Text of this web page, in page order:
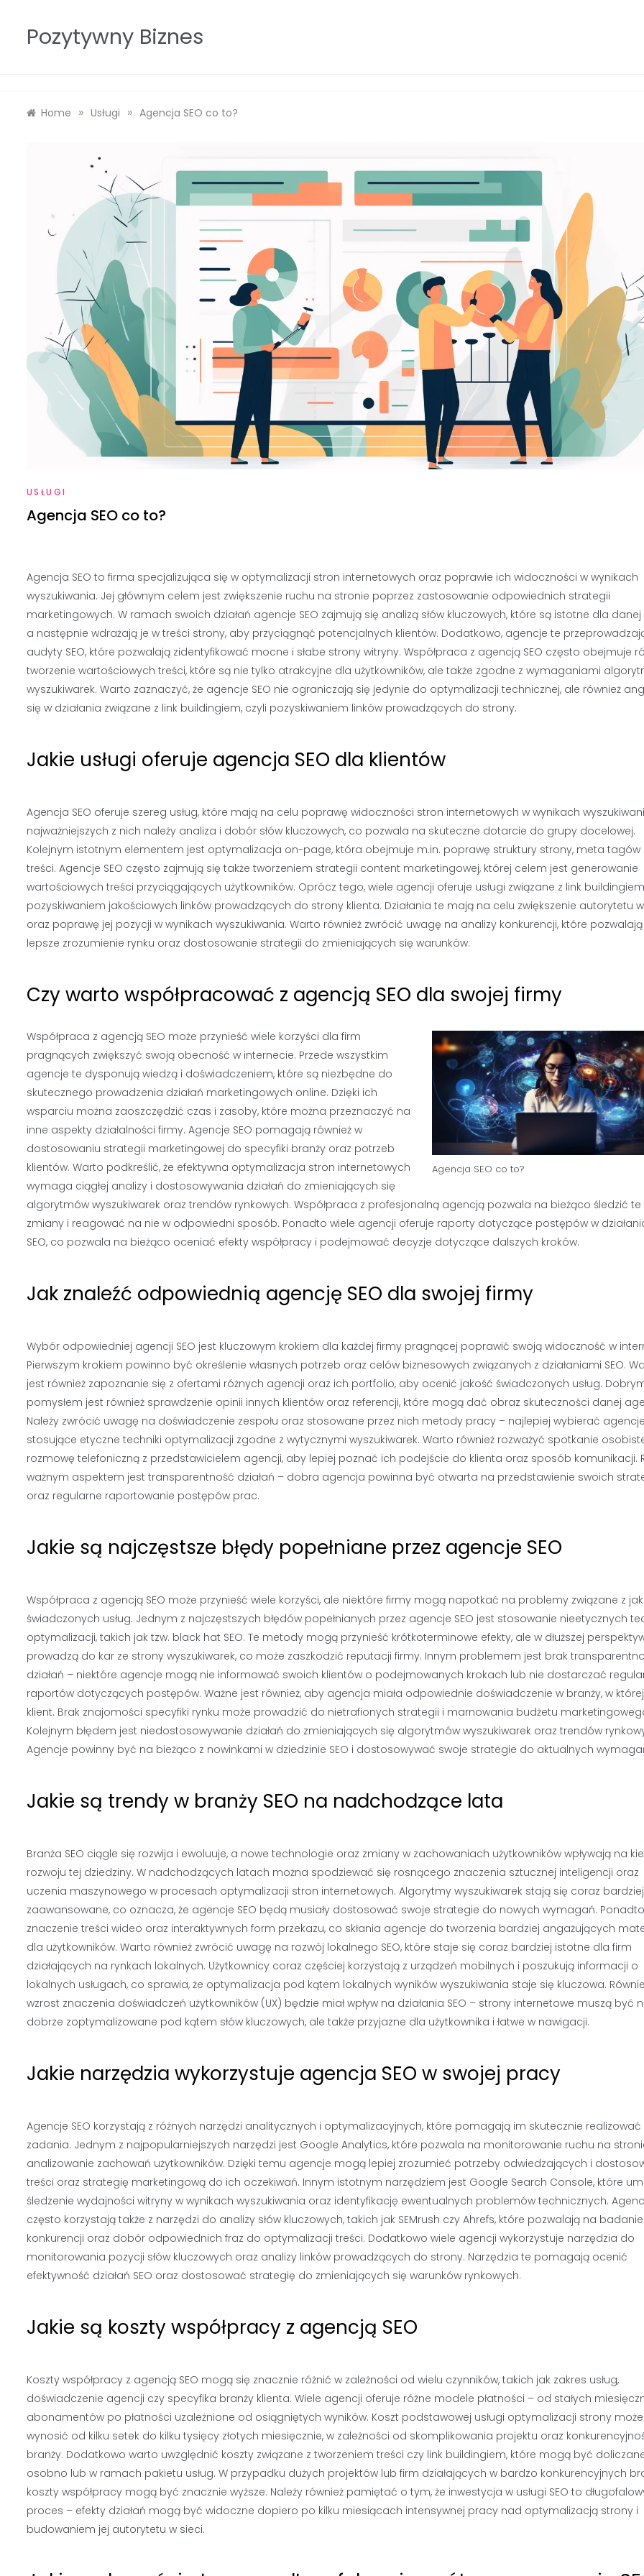
contentPozytywny Biznes
Home » Usługi » Agencja SEO co to?
USŁUGI
Agencja SEO co to?
Agencja SEO to firma specjalizująca się w optymalizacji stron internetowych oraz poprawie ich widoczności w wynikach
wyszukiwania. Jej głównym celem jest zwiększenie ruchu na stronie poprzez zastosowanie odpowiednich strategii
marketingowych. W ramach swoich działań agencje SEO zajmują się analizą słów kluczowych, które są istotne dla danej
a następnie wdrażają je w treści strony, aby przyciągnąć potencjalnych klientów. Dodatkowo, agencje te
audyty SEO, które pozwalają zidentyfikować mocne i słabe strony witryny. Współpraca z agencją SEO często obejmuje
tworzenie wartościowych treści, które są nie tylko atrakcyjne dla użytkowników, ale także zgodne z wymaganiami
wyszukiwarek. Warto zaznaczyć, że agencje SEO nie ograniczają się jedynie do optymalizacji technicznej, ale również
się w działania związane z link buildingiem, czyli pozyskiwaniem linków prowadzących do strony.
Jakie usługi oferuje agencja SEO dla klientów
Agencja SEO oferuje szereg usług, które mają na celu poprawę widoczności stron internetowych w wynikach
najważniejszych z nich należy analiza i dobór słów kluczowych, co pozwala na skuteczne dotarcie do grupy docelowej.
Kolejnym istotnym elementem jest optymalizacja on-page, która obejmuje m.in. poprawę struktury strony, meta tagów
treści. Agencje SEO często zajmują się także tworzeniem strategii content marketingowej, której celem jest generowanie
wartościowych treści przyciągających użytkowników. Oprócz tego, wiele agencji oferuje usługi związane z link
pozyskiwaniem jakościowych linków prowadzących do strony klienta. Działania te mają na celu zwiększenie autorytetu
oraz poprawę jej pozycji w wynikach wyszukiwania. Warto również zwrócić uwagę na analizy konkurencji, które
lepsze zrozumienie rynku oraz dostosowanie strategii do zmieniających się warunków.
Czy warto współpracować z agencją SEO dla swojej firmy
Agencja SEO co to?
Współpraca z agencją SEO może przynieść wiele korzyści dla firm
pragnących zwiększyć swoją obecność w internecie. Przede wszystkim
agencje te dysponują wiedzą i doświadczeniem, które są niezbędne do
skutecznego prowadzenia działań marketingowych online. Dzięki ich
wsparciu można zaoszczędzić czas i zasoby, które można przeznaczyć na
inne aspekty działalności firmy. Agencje SEO pomagają również w
dostosowaniu strategii marketingowej do specyfiki branży oraz potrzeb
klientów. Warto podkreślić, że efektywna optymalizacja stron internetowych
wymaga ciągłej analizy i dostosowywania działań do zmieniających się
algorytmów wyszukiwarek oraz trendów rynkowych. Współpraca z profesjonalną agencją pozwala na bieżąco śledzić te
zmiany i reagować na nie w odpowiedni sposób. Ponadto wiele agencji oferuje raporty dotyczące postępów w
SEO, co pozwala na bieżąco oceniać efekty współpracy i podejmować decyzje dotyczące dalszych kroków.
Jak znaleźć odpowiednią agencję SEO dla swojej firmy
Wybór odpowiedniej agencji SEO jest kluczowym krokiem dla każdej firmy pragnącej poprawić swoją widoczność w
Pierwszym krokiem powinno być określenie własnych potrzeb oraz celów biznesowych związanych z działaniami SEO.
jest również zapoznanie się z ofertami różnych agencji oraz ich portfolio, aby ocenić jakość świadczonych usług.
pomysłem jest również sprawdzenie opinii innych klientów oraz referencji, które mogą dać obraz skuteczności danej
Należy zwrócić uwagę na doświadczenie zespołu oraz stosowane przez nich metody pracy – najlepiej wybierać
stosujące etyczne techniki optymalizacji zgodne z wytycznymi wyszukiwarek. Warto również rozważyć spotkanie
rozmowę telefoniczną z przedstawicielem agencji, aby lepiej poznać ich podejście do klienta oraz sposób komunikacji.
ważnym aspektem jest transparentność działań – dobra agencja powinna być otwarta na przedstawienie swoich
oraz regularne raportowanie postępów prac.
Jakie są najczęstsze błędy popełniane przez agencje SEO
Współpraca z agencją SEO może przynieść wiele korzyści, ale niektóre firmy mogą napotkać na problemy związane z
świadczonych usług. Jednym z najczęstszych błędów popełnianych przez agencje SEO jest stosowanie nieetycznych
optymalizacji, takich jak tzw. black hat SEO. Te metody mogą przynieść krótkoterminowe efekty, ale w dłuższej
prowadzą do kar ze strony wyszukiwarek, co może zaszkodzić reputacji firmy. Innym problemem jest brak
działań – niektóre agencje mogą nie informować swoich klientów o podejmowanych krokach lub nie dostarczać
raportów dotyczących postępów. Ważne jest również, aby agencja miała odpowiednie doświadczenie w branży, w której
klient. Brak znajomości specyfiki rynku może prowadzić do nietrafionych strategii i marnowania budżetu
Kolejnym błędem jest niedostosowywanie działań do zmieniających się algorytmów wyszukiwarek oraz trendów
Agencje powinny być na bieżąco z nowinkami w dziedzinie SEO i dostosowywać swoje strategie do aktualnych
Jakie są trendy w branży SEO na nadchodzące lata
Branża SEO ciągle się rozwija i ewoluuje, a nowe technologie oraz zmiany w zachowaniach użytkowników wpływają na
rozwoju tej dziedziny. W nadchodzących latach można spodziewać się rosnącego znaczenia sztucznej inteligencji oraz
uczenia maszynowego w procesach optymalizacji stron internetowych. Algorytmy wyszukiwarek stają się coraz bardziej
zaawansowane, co oznacza, że agencje SEO będą musiały dostosować swoje strategie do nowych wymagań.
znaczenie treści wideo oraz interaktywnych form przekazu, co skłania agencje do tworzenia bardziej angażujących
dla użytkowników. Warto również zwrócić uwagę na rozwój lokalnego SEO, które staje się coraz bardziej istotne dla firm
działających na rynkach lokalnych. Użytkownicy coraz częściej korzystają z urządzeń mobilnych i poszukują informacji o
lokalnych usługach, co sprawia, że optymalizacja pod kątem lokalnych wyników wyszukiwania staje się kluczowa.
wzrost znaczenia doświadczeń użytkowników (UX) będzie miał wpływ na działania SEO – strony internetowe muszą być
dobrze zoptymalizowane pod kątem słów kluczowych, ale także przyjazne dla użytkownika i łatwe w nawigacji.
Jakie narzędzia wykorzystuje agencja SEO w swojej pracy
Agencje SEO korzystają z różnych narzędzi analitycznych i optymalizacyjnych, które pomagają im skutecznie realizować
zadania. Jednym z najpopularniejszych narzędzi jest Google Analytics, które pozwala na monitorowanie ruchu na
analizowanie zachowań użytkowników. Dzięki temu agencje mogą lepiej zrozumieć potrzeby odwiedzających i
treści oraz strategię marketingową do ich oczekiwań. Innym istotnym narzędziem jest Google Search Console, które
śledzenie wydajności witryny w wynikach wyszukiwania oraz identyfikację ewentualnych problemów technicznych.
często korzystają także z narzędzi do analizy słów kluczowych, takich jak SEMrush czy Ahrefs, które pozwalają na badanie
konkurencji oraz dobór odpowiednich fraz do optymalizacji treści. Dodatkowo wiele agencji wykorzystuje narzędzia do
monitorowania pozycji słów kluczowych oraz analizy linków prowadzących do strony. Narzędzia te pomagają ocenić
efektywność działań SEO oraz dostosować strategię do zmieniających się warunków rynkowych.
Jakie są koszty współpracy z agencją SEO
Koszty współpracy z agencją SEO mogą się znacznie różnić w zależności od wielu czynników, takich jak zakres usług,
doświadczenie agencji czy specyfika branży klienta. Wiele agencji oferuje różne modele płatności – od stałych
abonamentów po płatności uzależnione od osiągniętych wyników. Koszt podstawowej usługi optymalizacji strony może
wynosić od kilku setek do kilku tysięcy złotych miesięcznie, w zależności od skomplikowania projektu oraz
branży. Dodatkowo warto uwzględnić koszty związane z tworzeniem treści czy link buildingiem, które mogą być
osobno lub w ramach pakietu usług. W przypadku dużych projektów lub firm działających w bardzo konkurencyjnych
koszty współpracy mogą być znacznie wyższe. Należy również pamiętać o tym, że inwestycja w usługi SEO to
proces – efekty działań mogą być widoczne dopiero po kilku miesiącach intensywnej pracy nad optymalizacją strony i
budowaniem jej autorytetu w sieci.